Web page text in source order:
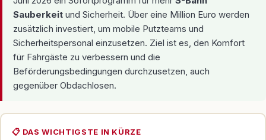
Sauberkeit und Sicherheit. Über eine Million Euro werden
zusätzlich investiert, um mobile Putzteams und
Sicherheitspersonal einzusetzen. Ziel ist es, den Komfort
für Fahrgäste zu verbessern und die
Beförderungsbedingungen durchzusetzen, auch
gegenüber Obdachlosen.
📋 DAS WICHTIGSTE IN KÜRZE